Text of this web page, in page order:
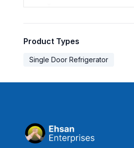
Product Types
Single Door Refrigerator